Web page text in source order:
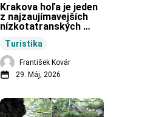
Turistika
Krakova hoľa je jeden
z najzaujímavejších
nízkotatranských
František Kovár
29. Máj, 2026